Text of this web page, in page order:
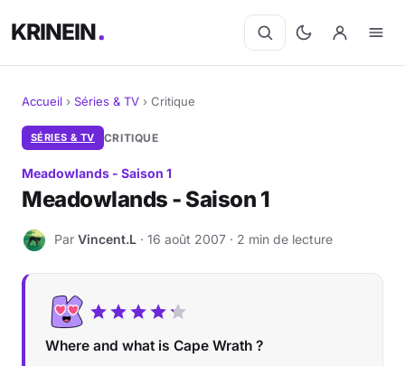
KRINEIN
Cinéma
Séries
Livres
Jeux vidéo
Accueil › Séries & TV › Critique
SÉRIES & TV CRITIQUE
Meadowlands - Saison 1
Meadowlands - Saison 1
V Par Vincent.L · 16 août 2007 · 2 min de lecture
Where and what is Cape Wrath ?